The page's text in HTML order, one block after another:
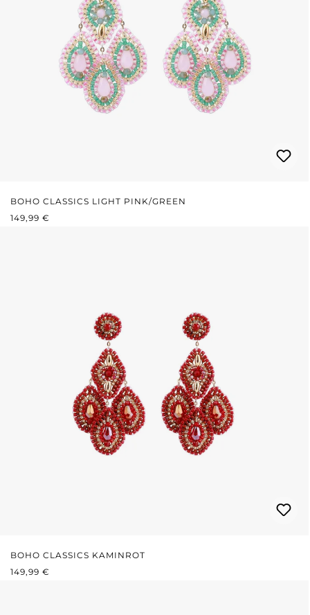
BOHO CLASSICS LIGHT PINK/GREEN
REGULÄRER PREIS:
149,99 €
BOHO CLASSICS KAMINROT
REGULÄRER PREIS:
149,99 €